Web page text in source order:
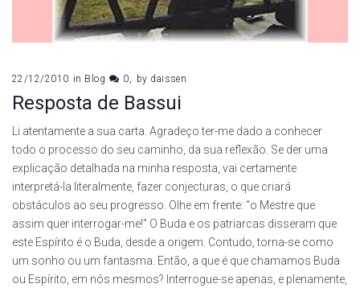
22/12/2010 in Blog 0 by daissen
Resposta de Bassui
Li atentamente a sua carta. Agradeço ter-me dado a conhecer
todo o processo do seu caminho, da sua reflexão. Se der uma
explicação detalhada na minha resposta, vai certamente
interpretá-la literalmente, fazer conjecturas, o que criará
obstáculos ao seu progresso. Olhe em frente: “o Mestre que
assim quer interrogar-me!” O Buda e os patriarcas disseram que
este Espírito é o Buda, desde a origem. Contudo, torna-se como
um sonho ou um fantasma. Então, a que é que chamamos Buda
ou Espírito, em nós mesmos? Interrogue-se apenas, e plenamente,